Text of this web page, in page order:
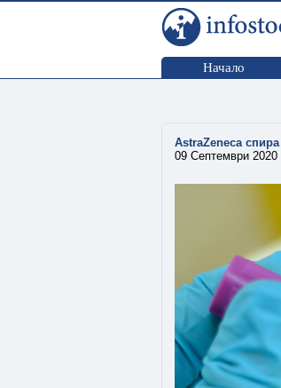
Начало
AstraZeneca
09 Септември 2020